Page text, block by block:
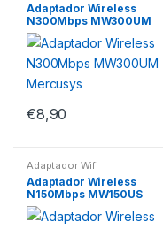
Adaptador Wireless
N300Mbps MW300UM
Mercusys
€8,90
Adaptador Wifi
Adaptador Wireless
N150Mbps MW150US
Mercusys